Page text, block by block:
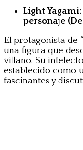
Light
personaje
El protagonista de
una figura que
villano. Su
establecido como
fascinantes y